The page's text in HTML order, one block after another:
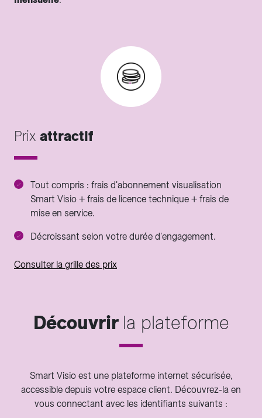
Prix attractif
Tout compris : frais d'abonnement visualisation
Smart Visio + frais de licence technique + frais de
mise en service.
Décroissant selon votre durée d'engagement.
Consulter la grille des prix
Découvrir la plateforme
Smart Visio est une plateforme internet sécurisée,
accessible depuis votre espace client. Découvrez-la en
vous connectant avec les identifiants suivants :